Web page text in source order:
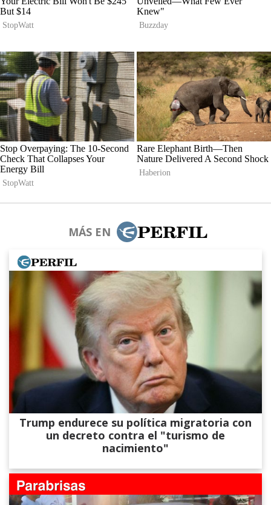
MÁS EN
Trump endurece su política migratoria con
un decreto contra el "turismo de
nacimiento"